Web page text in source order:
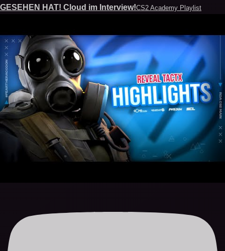
GESEHEN HAT! Cloud im Interview!CS2 Academy Playlist